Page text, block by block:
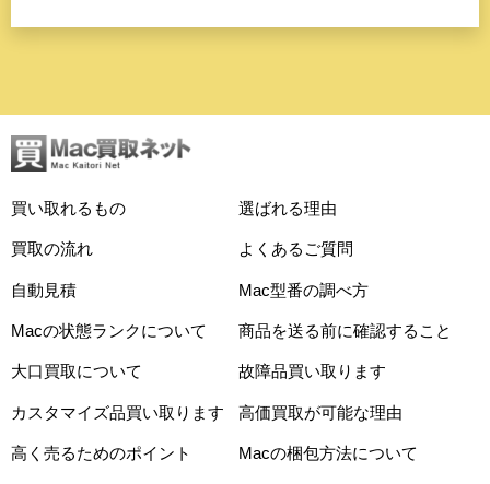
買い取れるもの 選ばれる理由
買取の流れ よくあるご質問
自動見積 Mac型番の調べ方
Macの状態ランクについて 商品を送る前に確認すること
大口買取について 故障品買い取ります
カスタマイズ品買い取ります 高価買取が可能な理由
高く売るためのポイント Macの梱包方法について